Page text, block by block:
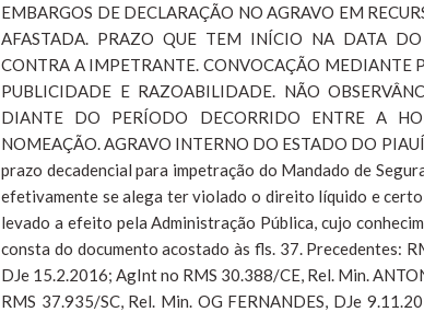
EMBARGOS DE DECLARAÇÃO NO AGRAVO EM
AFASTADA. PRAZO QUE TEM INÍCIO NA DATA
CONTRA A IMPETRANTE. CONVOCAÇÃO MEDIANTE
PUBLICIDADE E RAZOABILIDADE. NÃO
DIANTE DO PERÍODO DECORRIDO ENTRE A
NOMEAÇÃO. AGRAVO INTERNO DO ESTADO DO
prazo decadencial para impetração do Mandado de
efetivamente se alega ter violado o direito líquido e
levado a efeito pela Administração Pública, cujo
consta do documento acostado às fls. 37. Precedentes:
DJe 15.2.2016; AgInt no RMS 30.388/CE, Rel. Min.
RMS 37.935/SC, Rel. Min. OG FERNANDES, DJe